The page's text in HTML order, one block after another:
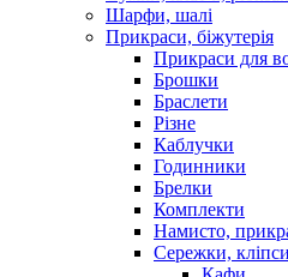
Шарфи, шалі
Прикраси, біжутерія
Прикраси для
Брошки
Браслети
Різне
Каблучки
Годинники
Брелки
Комплекти
Намисто,
Сережки,